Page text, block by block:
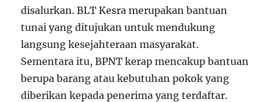
disalurkan. BLT Kesra merupakan bantuan
tunai yang ditujukan untuk mendukung
langsung kesejahteraan masyarakat.
Sementara itu, BPNT kerap mencakup bantuan
berupa barang atau kebutuhan pokok yang
diberikan kepada penerima yang terdaftar.